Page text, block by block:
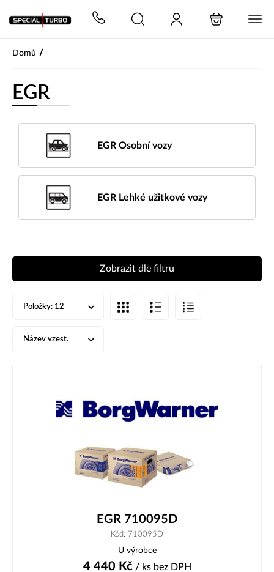
Domů /
EGR
EGR Osobní vozy
EGR Lehké užitkové vozy
Zobrazit dle filtru
Položky: 12
Název vzest.
EGR 710095D
Kód: 710095D
U výrobce
4 440 Kč/ ks bez DPH